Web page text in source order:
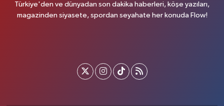
Türkiye'den ve dünyadan son dakika haberleri, köşe yazıları,
magazinden siyasete, spordan seyahate her konuda Flow!